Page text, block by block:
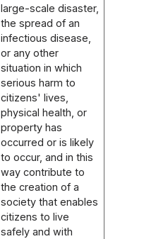
large-scale disaster,
the spread of an
infectious disease,
or any other
situation in which
serious harm to
citizens' lives,
physical health, or
property has
occurred or is likely
to occur, and in this
way contribute to
the creation of a
society that enables
citizens to live
safely and with